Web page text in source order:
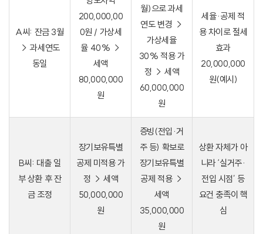
A씨: 잔금 3월
→ 과세연도
동일
200,000,00
0원 / 가상세
율 40% →
세액
80,000,000
원
월)으로 과세
연도 변경 →
가상세율
30% 적용 가
정 → 세액
60,000,000
원
세율·공제 적
용 차이로 절세
효과
20,000,000
원(예시)
B씨: 대출 일
부 상환 후 잔
금 조정
장기보유특별
공제 미적용 가
정 → 세액
50,000,000
원
증빙(전입·거
주 등) 확보로
장기보유특별
공제 적용 →
세액
35,000,000
원
상환 자체가 아
니라 ‘실거주·
전입 시점’ 등
요건 충족이 핵
심